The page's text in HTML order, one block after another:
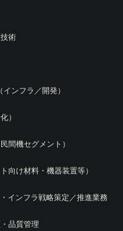
術
ンフラ／開発）
）
間機セグメント）
向け材料・機器装置等）
インフラ戦略策定／推進業務
品質管理